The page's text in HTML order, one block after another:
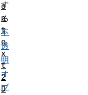
す
る
不
透
明
オ
ブ
o
n
t
e
x
t
2
D